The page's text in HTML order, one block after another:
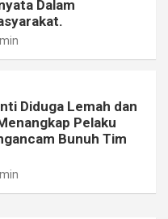
Dalam
Diduga Lemah dan
Pelaku
Bunuh Tim